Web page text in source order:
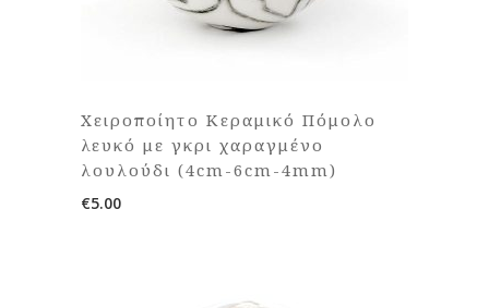
Χειροποίητο Κεραμικό Πόμολο
λευκό με γκρι χαραγμένο
λουλούδι (4cm-6cm-4mm)
€5.00